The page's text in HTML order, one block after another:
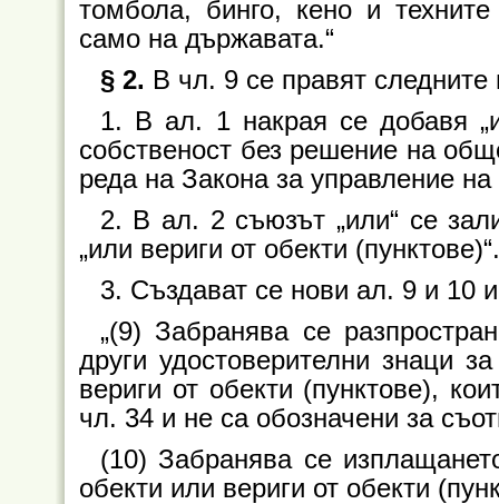
томбола, бинго, кено и
само на държавата.“
§ 2. В чл. 9 се правят
1. В ал. 1 накрая се добавя
собственост без решение на
реда на Закона за управление на
2. В ал. 2 съюзът „или“ се
„или вериги от обекти (пунктове)“.
3. Създават се нови ал. 9 и 10
„(9) Забранява се
други удостоверителни знаци
вериги от обекти (пунктове),
чл. 34 и не са обозначени за
(10) Забранява се
обекти или вериги от обекти